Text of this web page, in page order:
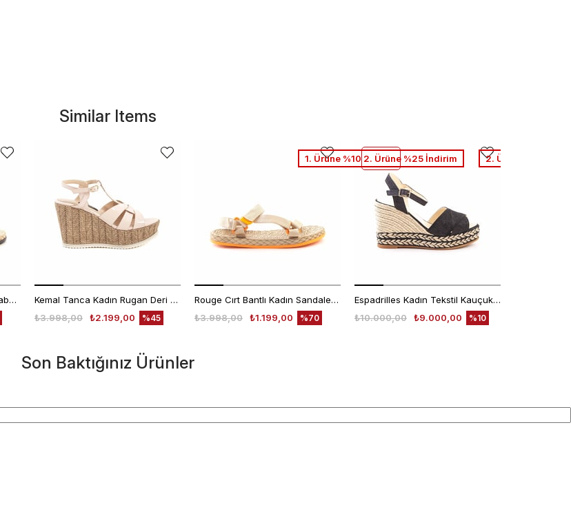
Similar Items
Rouge Kadın Vegan Termo Taban Siyah Sandalet Ayakkabı
Kemal Tanca Kadın Rugan Deri Neolit Taban Pudra Sandalet
₺2.199,00
₺3.998,00 %45
Rouge Cırt Bantlı Kadın Sandalet 1001
₺1.199,00
₺3.998,00 %70
Espadrilles Kadın Tekstil Kauçuk Taban Negro Sandalet
₺9.000,00
₺10.000,00 %10
1. Ürüne %10 2. Ürüne %25 İndirim 2. Ürüne %50 Net
Son Baktığınız Ürünler